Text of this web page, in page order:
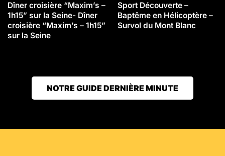
Dîner croisière “Maxim’s –
1h15” sur la Seine- Dîner
croisière “Maxim’s – 1h15”
sur la Seine
Sport Découverte –
Baptême en Hélicoptère –
Survol du Mont Blanc
NOTRE GUIDE DERNIÈRE MINUTE